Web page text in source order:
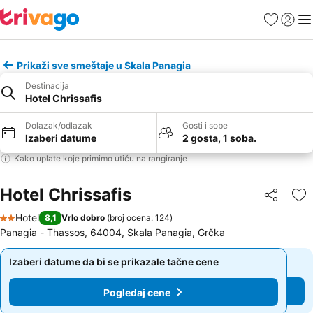
FavoritiPrijavi
Prikaži sve smeštaje u Skala Panagia
Destinacija
Hotel Chrissafis
Dolazak/odlazak
Izaberi datume
Gosti i sobe
2 gosta, 1 soba.
Kako uplate koje primimo utiču na rangiranje
Hotel Chrissafis Deli
2 Zvezdice
Hotel 8,1 Vrlo dobro (broj ocena: 124)
Panagia - Thassos, 64004, Skala Panagia, Grčka
Izaberi datume da bi se prikazale tačne cene
Pogledaj cene
Izaberi datume da bi se prikazale tačne cene
Pogledaj cene